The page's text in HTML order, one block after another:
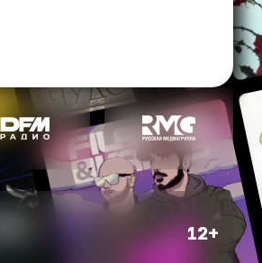
12+